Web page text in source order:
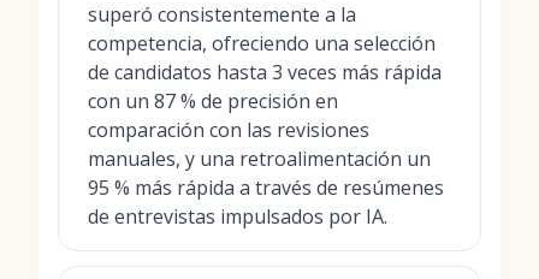
superó consistentemente a la
competencia, ofreciendo una selección
de candidatos hasta 3 veces más rápida
con un 87 % de precisión en
comparación con las revisiones
manuales, y una retroalimentación un
95 % más rápida a través de resúmenes
de entrevistas impulsados por IA.